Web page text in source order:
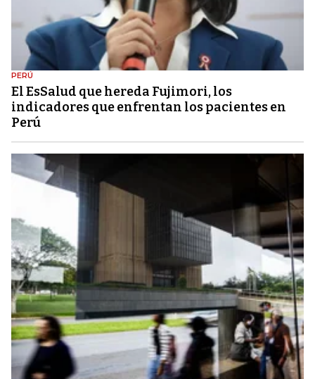
PERÚ
El EsSalud que hereda Fujimori, los
indicadores que enfrentan los pacientes en
Perú